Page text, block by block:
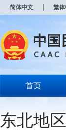
简体中文 繁
首页
东北地
开
无
障
说
Alt
加